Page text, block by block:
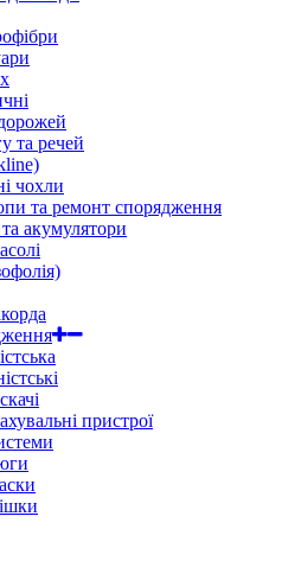
та речей
чохли
та ремонт спорядження
акумулятори
пристрої